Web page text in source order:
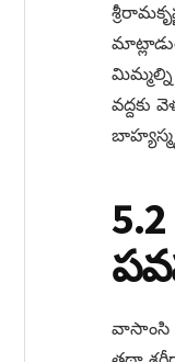
మిమ్మల్ని
వద్దకు
వాసాంసి